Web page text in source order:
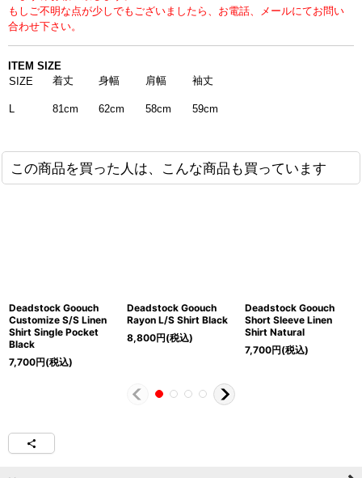
もしご不明な点が少しでもございましたら、お電話、メールにてお問い
合わせ下さい。
ITEM SIZE
SIZE
着丈 身幅 肩幅 袖丈
L 81cm 62cm 58cm 59cm
この商品を買った人は、こんな商品も買っています
Deadstock Goouch
Customize S/S Linen
Shirt Single Pocket
Black
7,700円(税込)
Deadstock Goouch
Rayon L/S Shirt Black
8,800円(税込)
Deadstock Goouch
Short Sleeve Linen
Shirt Natural
7,700円(税込)